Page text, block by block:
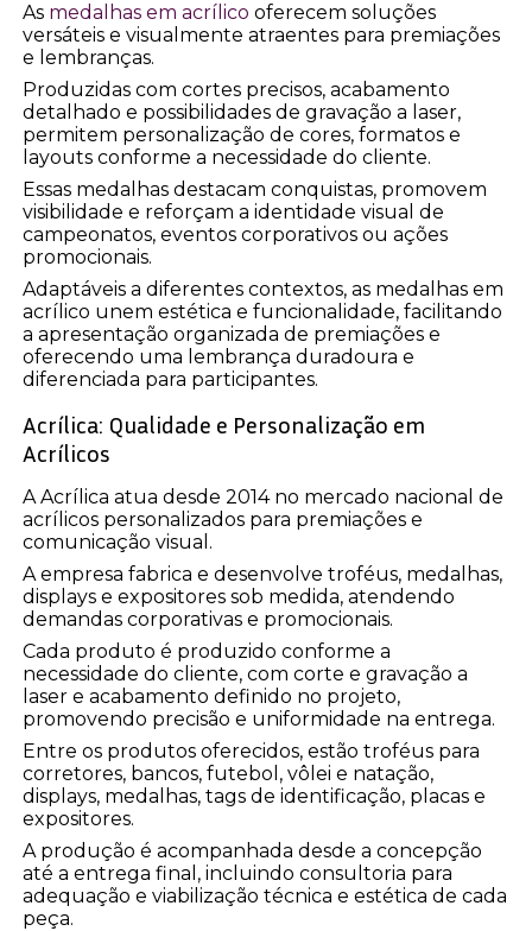
As medalhas em acrílico oferecem soluções
versáteis e visualmente atraentes para premiações
e lembranças.
Produzidas com cortes precisos, acabamento
detalhado e possibilidades de gravação a laser,
permitem personalização de cores, formatos e
layouts conforme a necessidade do cliente.
Essas medalhas destacam conquistas, promovem
visibilidade e reforçam a identidade visual de
campeonatos, eventos corporativos ou ações
promocionais.
Adaptáveis a diferentes contextos, as medalhas em
acrílico unem estética e funcionalidade, facilitando
a apresentação organizada de premiações e
oferecendo uma lembrança duradoura e
diferenciada para participantes.
Acrílica: Qualidade e Personalização em
Acrílicos
A Acrílica atua desde 2014 no mercado nacional de
acrílicos personalizados para premiações e
comunicação visual.
A empresa fabrica e desenvolve troféus, medalhas,
displays e expositores sob medida, atendendo
demandas corporativas e promocionais.
Cada produto é produzido conforme a
necessidade do cliente, com corte e gravação a
laser e acabamento definido no projeto,
promovendo precisão e uniformidade na entrega.
Entre os produtos oferecidos, estão troféus para
corretores, bancos, futebol, vôlei e natação,
displays, medalhas, tags de identificação, placas e
expositores.
A produção é acompanhada desde a concepção
até a entrega final, incluindo consultoria para
adequação e viabilização técnica e estética de cada
peça.